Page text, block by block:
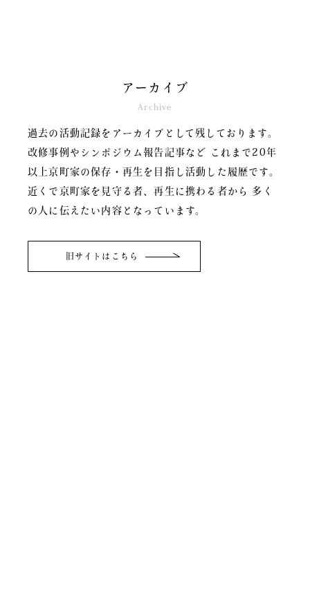
アーカイブ
Archive
過去の活動記録をアーカイブとして残しております。
改修事例やシンポジウム報告記事など
これまで20年
以上京町家の保存・再生を目指し活動した履歴です。
近くで京町家を見守る者、再生に携わる者から
多く
の人に伝えたい内容となっています。
旧サイトはこちら